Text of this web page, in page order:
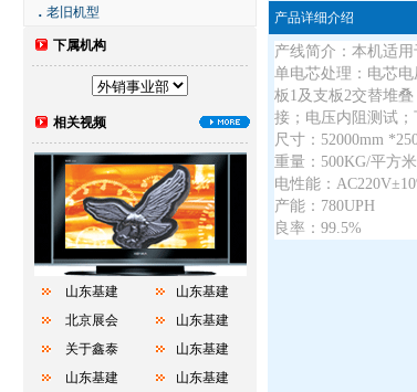
． 老旧机型
下属机构
相关视频
山东基建
北京展会
关于鑫泰
山东基建
山东基建
山东基建
山东基建
山东基建
产品详细介绍
产线简介：本机适
单电芯处理：电芯
板1及支板2交替堆
接；电压内阻测试；
尺寸：52000mm
重量：500KG/平方米
电性能：
产能：780UPH
良率：99.5%